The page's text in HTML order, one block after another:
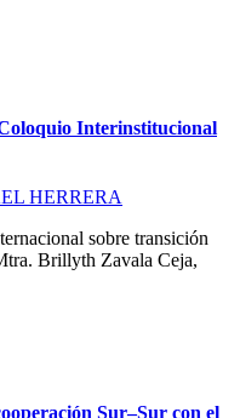
Interinstitucional
HERRERA
sobre transición
Brillyth Zavala Ceja,
Sur–Sur con el